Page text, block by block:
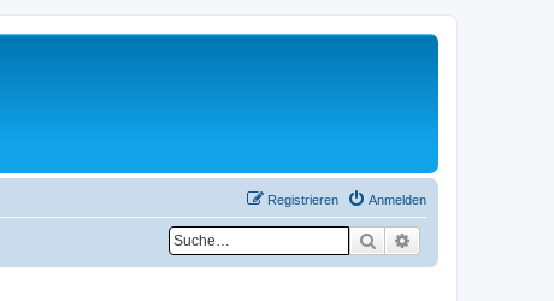
Anmelden
Registrieren
Suche